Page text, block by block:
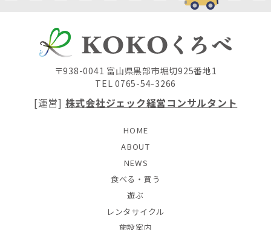
〒938-0041 富山県黒部市堀切925番地1
TEL 0765-54-3266
[運営] 株式会社ジェック経営コンサルタント
HOME
ABOUT
NEWS
食べる・買う
遊ぶ
レンタサイクル
施設案内